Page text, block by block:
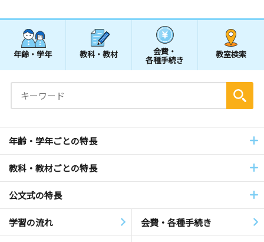
年齢・学年 教科・教材 会費・
各種手続き
教室検索
年齢・学年ごとの特長
教科・教材ごとの特長
公文式の特長
学習の流れ 会費・各種手続き